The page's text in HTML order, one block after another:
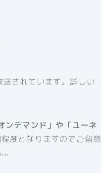
されています。詳しい
ンデマンド」や「ユーネ
度となりますのでご留意